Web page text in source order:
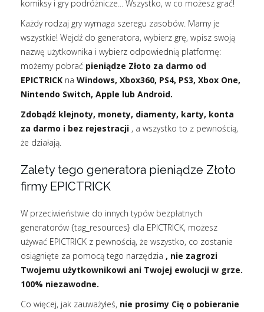
komiksy i gry podróżnicze... Wszystko, w co możesz grać!
Każdy rodzaj gry wymaga szeregu zasobów. Mamy je
wszystkie! Wejdź do generatora, wybierz grę, wpisz swoją
nazwę użytkownika i wybierz odpowiednią platformę:
możemy pobrać pieniądze Złoto za darmo od
EPICTRICK na Windows, Xbox360, PS4, PS3, Xbox One,
Nintendo Switch, Apple lub Android.
Zdobądź klejnoty, monety, diamenty, karty, konta
za darmo i bez rejestracji , a wszystko to z pewnością,
że działają.
Zalety tego generatora pieniądze Złoto
firmy EPICTRICK
W przeciwieństwie do innych typów bezpłatnych
generatorów {tag_resources} dla EPICTRICK, możesz
używać EPICTRICK z pewnością, że wszystko, co zostanie
osiągnięte za pomocą tego narzędzia , nie zagrozi
Twojemu użytkownikowi ani Twojej ewolucji w grze.
100% niezawodne.
Co więcej, jak zauważyłeś, nie prosimy Cię o pobieranie